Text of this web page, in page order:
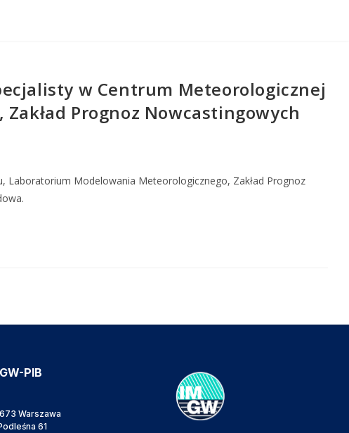
w Centrum Meteorologicznej
Prognoz Nowcastingowych
Laboratorium Modelowania Meteorologicznego, Zakład Prognoz
PIB
Warszawa
61